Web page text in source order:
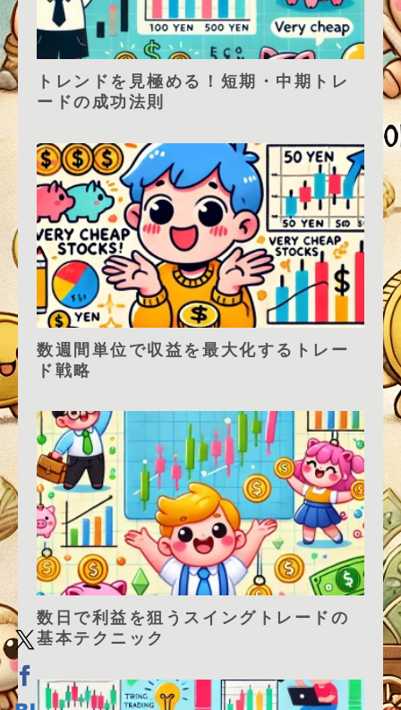
トレンドを見極める！短期・中期トレ
ードの成功法則
数週間単位で収益を最大化するトレー
ド戦略
数日で利益を狙うスイングトレードの
基本テクニック